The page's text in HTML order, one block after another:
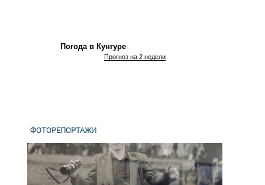
Погода в Кунгуре
Прогноз на 2 недели
ФОТОРЕПОРТАЖИ